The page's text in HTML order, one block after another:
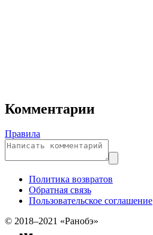
Комментарии
Правила
Политика возвратов
Обратная связь
Пользовательское соглашение
© 2018–2021 «Ранобэ»